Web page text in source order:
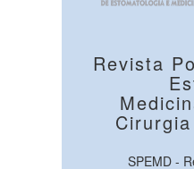
Revista
SPEMD -